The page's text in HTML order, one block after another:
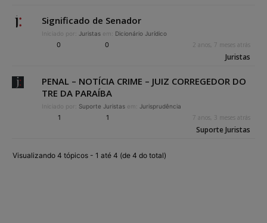
Significado de Senador
Iniciado por: Juristas em: Dicionário Jurídico
0 0 2 anos, 7 meses atrás
Juristas
PENAL – NOTÍCIA CRIME – JUIZ CORREGEDOR DO
TRE DA PARAÍBA
Iniciado por: Suporte Juristas em: Jurisprudência
1 1 7 anos, 3 meses atrás
Suporte Juristas
Visualizando 4 tópicos - 1 até 4 (de 4 do total)